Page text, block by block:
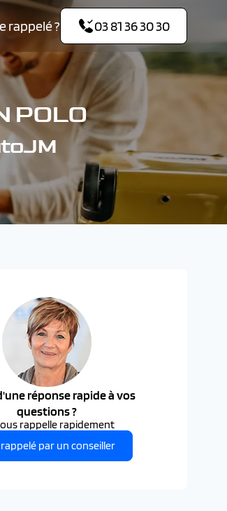
rappelé ? 03 81 36 30 30
POLO
réponse rapide à vos
questions ?
rappelle rapidement
par un conseiller